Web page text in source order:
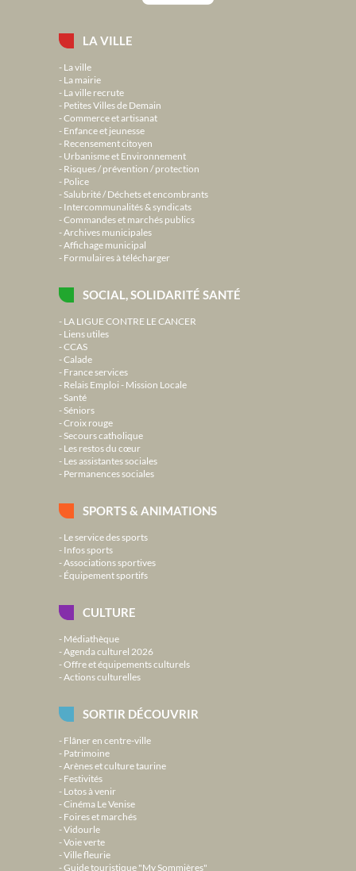
LA VILLE
La ville
La mairie
La ville recrute
Petites Villes de Demain
Commerce et artisanat
Enfance et jeunesse
Recensement citoyen
Urbanisme et Environnement
Risques / prévention / protection
Police
Salubrité / Déchets et encombrants
Intercommunalités & syndicats
Commandes et marchés publics
Archives municipales
Affichage municipal
Formulaires à télécharger
SOCIAL, SOLIDARITÉ SANTÉ
LA LIGUE CONTRE LE CANCER
Liens utiles
CCAS
Calade
France services
Relais Emploi - Mission Locale
Santé
Séniors
Croix rouge
Secours catholique
Les restos du cœur
Les assistantes sociales
Permanences sociales
SPORTS & ANIMATIONS
Le service des sports
Infos sports
Associations sportives
Équipement sportifs
CULTURE
Médiathèque
Agenda culturel 2026
Offre et équipements culturels
Actions culturelles
SORTIR DÉCOUVRIR
Flâner en centre-ville
Patrimoine
Arènes et culture taurine
Festivités
Lotos à venir
Cinéma Le Venise
Foires et marchés
Vidourle
Voie verte
Ville fleurie
Guide touristique "My Sommières"